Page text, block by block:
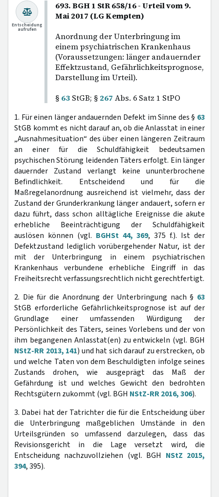
693. BGH 1 StR 658/16 - Urteil vom 9.
Mai 2017 (LG Kempten)
Anordnung der Unterbringung im
einem psychiatrischen Krankenhaus
(Voraussetzungen: länger andauernder
Effektzustand, Gefährlichkeitsprognose,
Darstellung im Urteil).
§ 63 StGB; § 267 Abs. 6 Satz 1 StPO
Entscheidung
aufrufen
1. Für einen länger andauernden Defekt im Sinne des § 63
StGB kommt es nicht darauf an, ob die Anlasstat in einer
„Ausnahmesituation“ des über einen längeren Zeitraum
an einer für die Schuldfähigkeit bedeutsamen
psychischen Störung leidenden Täters erfolgt. Ein länger
dauernder Zustand verlangt keine ununterbrochene
Befindlichkeit. Entscheidend und für die
Maßregelanordnung ausreichend ist vielmehr, dass der
Zustand der Grunderkrankung länger andauert, sofern er
dazu führt, dass schon alltägliche Ereignisse die akute
erhebliche Beeinträchtigung der Schuldfähigkeit
auslösen können (vgl. BGHSt 44, 369, 375 f.). Ist der
Defektzustand lediglich vorübergehender Natur, ist der
mit der Unterbringung in einem psychiatrischen
Krankenhaus verbundene erhebliche Eingriff in das
Freiheitsrecht verfassungsrechtlich nicht gerechtfertigt.
2. Die für die Anordnung der Unterbringung nach § 63
StGB erforderliche Gefährlichkeitsprognose ist auf der
Grundlage einer umfassenden Würdigung der
Persönlichkeit des Täters, seines Vorlebens und der von
ihm begangenen Anlasstat(en) zu entwickeln (vgl. BGH
NStZ-RR 2013, 141) und hat sich darauf zu erstrecken, ob
und welche Taten von dem Beschuldigten infolge seines
Zustands drohen, wie ausgeprägt das Maß der
Gefährdung ist und welches Gewicht den bedrohten
Rechtsgütern zukommt (vgl. BGH NStZ-RR 2016, 306).
3. Dabei hat der Tatrichter die für die Entscheidung über
die Unterbringung maßgeblichen Umstände in den
Urteilsgründen so umfassend darzulegen, dass das
Revisionsgericht in die Lage versetzt wird, die
Entscheidung nachzuvollziehen (vgl. BGH NStZ 2015,
394, 395).